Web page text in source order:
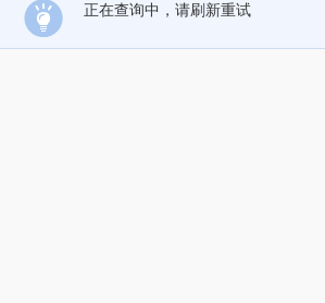
正在查询中，请刷新重试